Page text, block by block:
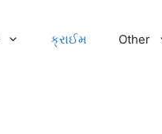
ક્રાઈમ Other